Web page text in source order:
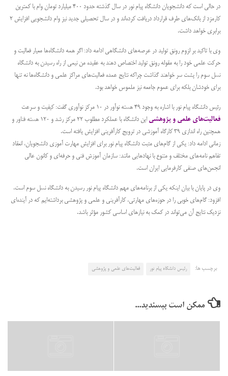
در حالی است که دانشجویان دانشگاه پیام نور در سال گذشته حدود 400 میلیارد تومان وام با کمترین
کارمزد از بانک‌های طرف قرارداد دریافت کرده‌اند و در سال تحصیلی جدید نیز وام دانشجویی افزایش 2
برابری خواهد داشت.
وی با تاکید بر لزوم رونق تولید در عرصه‌های دانشگاهی ادامه داد: اگر همه دانشگاه‌ها معیار فعالیت و
حرکت علمی خود را به مقوله رونق تولید اختصاص دهند به عقیده من نیمی از راه رسیدن به دانشگاه
نسل سوم را پشت سر خواهند گذاشت چراکه نتایج عمده فعالیت‌های مراکز علمی و دانشگاه‌ها نه تنها
برای خودشان بلکه برای عموم جامعه نیز ملموس خواهد بود.
رئیس دانشگاه پیام نور با اشاره به وجود 49 هسته نوآور در 10 مرکز نوآوری گفت: کیفیت و سرعت
فعالیت‌های علمی و پژوهشی
این دانشگاه با عملکرد مطلوب 22 مرکز رشد و 120 هسته فناور و
همچنین راه اندازی 39 کارگاه آموزشی در ترویج کارآفرینی افزایش یافته است.
زمانی ادامه داد: یکی از گام‌های مثبت دانشگاه پیام نور برای افزایش مهارت آموزی دانشجویان، انعقاد
تفاهم نامه‌های مختلف و متنوع با نهادهایی مانند: سازمان آموزش فنی و حرفه‌ای و کانون عالی
انجمن‌های صنفی کارفرمایی ایران است.
وی در پایان با بیان اینکه یکی از برنامه‌های مهم دانشگاه پیام نور رسیدن به دانشگاه نسل سوم است،
افزود: گام‌های خوبی را در حوزه‌های مهارتی، کارآفرینی و علمی و پژوهشی برداشته‌ایم که در آینده‌ای
نزدیک نتایج آن می‌تواند در کمک به نیازهای اساسی کشور مؤثر باشد.
برچسب ها: رئیس دانشگاه پیام نور فعالیت‌های علمی و پژوهشی
ممکن است بپسندید...